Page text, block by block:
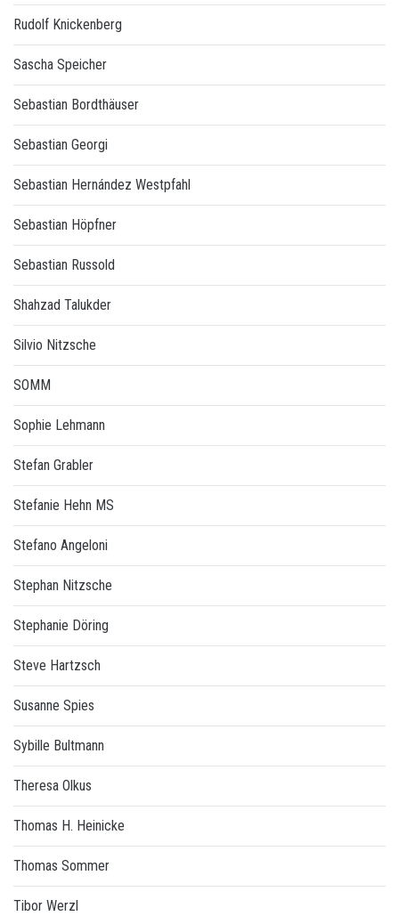
Rudolf Knickenberg
Sascha Speicher
Sebastian Bordthäuser
Sebastian Georgi
Sebastian Hernández Westpfahl
Sebastian Höpfner
Sebastian Russold
Shahzad Talukder
Silvio Nitzsche
SOMM
Sophie Lehmann
Stefan Grabler
Stefanie Hehn MS
Stefano Angeloni
Stephan Nitzsche
Stephanie Döring
Steve Hartzsch
Susanne Spies
Sybille Bultmann
Theresa Olkus
Thomas H. Heinicke
Thomas Sommer
Tibor Werzl